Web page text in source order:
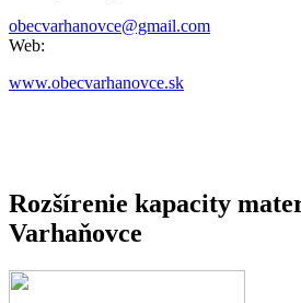
obecvarhanovce@gmail.com
Web:
www.obecvarhanovce.sk
Rozšírenie kapacity
Varhaňovce